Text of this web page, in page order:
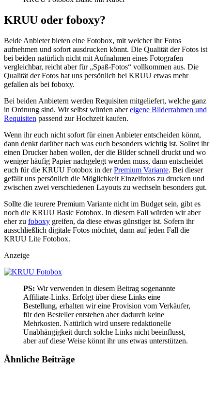
KRUU oder foboxy?
Beide Anbieter bieten eine Fotobox, mit welcher ihr Fotos
aufnehmen und sofort ausdrucken könnt. Die Qualität der Fotos ist
bei beiden natürlich nicht mit Aufnahmen eines Fotografen
vergleichbar, reicht aber für „Spaß-Fotos“ vollkommen aus. Die
Qualität der Fotos hat uns persönlich bei KRUU etwas mehr
gefallen als bei foboxy.
Bei beiden Anbietern werden Requisiten mitgeliefert, welche ganz
in Ordnung sind. Wir selbst würden abereigene Bilderrahmen und
Requisiten passend zur Hochzeit kaufen.
Wenn ihr euch nicht sofort für einen Anbieter entscheiden könnt,
dann denkt darüber nach was euch besonders wichtig ist. Solltet ihr
einen Drucker haben wollen, der die Bilder schnell druckt und wo
weniger häufig Papier nachgelegt werden muss, dann entscheidet
euch für die KRUU Fotobox in derPremium Variante. Bei dieser
gefällt uns persönlich die Möglichkeit Einzelfotos zu drucken und
zwischen zwei verschiedenen Layouts zu wechseln besonders gut.
Sollte die teurere Premium Variante nicht im Budget sein, gibt es
noch die KRUU Basic Fotobox. In diesem Fall würden wir aber
eher zu foboxy greifen, da diese etwas günstiger ist. Sofern ihr
ausschließlich digitale Fotos möchtet, dann auf jeden Fall die
KRUU Lite Fotobox.
Anzeige
PS: Wir verwenden in diesem Beitrag sogenannte
Affiliate-Links. Erfolgt über diese Links eine
Bestellung, erhalten wir eine Provision vom Verkäufer,
für den Besteller entstehen aber dadurch keine
Mehrkosten. Natürlich wird unsere redaktionelle
Unabhängigkeit durch solche Links nicht beeinflusst,
aber auf diese Weise könnt ihr uns etwas unterstützen.
Ähnliche Beiträge